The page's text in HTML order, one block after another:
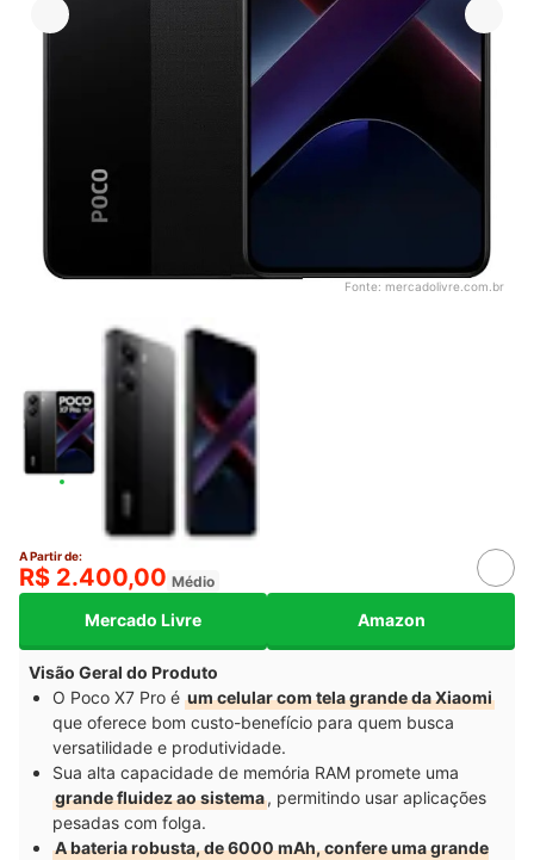
Fonte: mercadolivre.com.br
A Partir de:
R$ 2.400,00 Médio
Mercado Livre Amazon
Visão Geral do Produto
O Poco X7 Pro é um celular com tela grande da Xiaomi
que oferece bom custo-benefício para quem busca
versatilidade e produtividade.
Sua alta capacidade de memória RAM promete uma
grande fluidez ao sistema, permitindo usar aplicações
pesadas com folga.
A bateria robusta, de 6000 mAh, confere uma grande